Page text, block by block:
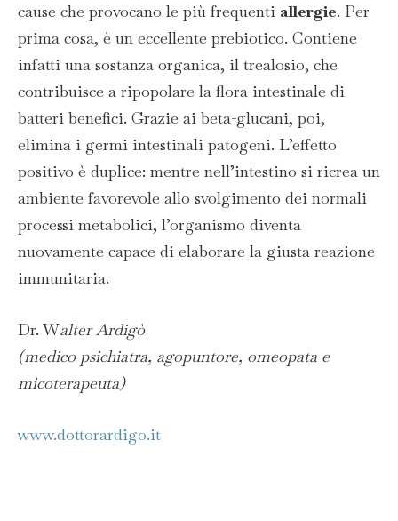
cause che provocano le più frequenti allergie. Per
prima cosa, è un eccellente prebiotico. Contiene
infatti una sostanza organica, il trealosio, che
contribuisce a ripopolare la flora intestinale di
batteri benefici. Grazie ai beta-glucani, poi,
elimina i germi intestinali patogeni. L’effetto
positivo è duplice: mentre nell’intestino si ricrea un
ambiente favorevole allo svolgimento dei normali
processi metabolici, l’organismo diventa
nuovamente capace di elaborare la giusta reazione
immunitaria.
Dr. Walter Ardigò
(medico psichiatra, agopuntore, omeopata e
micoterapeuta)
www.dottorardigo.it